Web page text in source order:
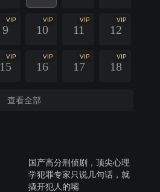
VIP
9
VIP
10
VIP
11
VIP
12
VIP
15
VIP
16
VIP
17
VIP
18
查看全部
国产高分刑侦剧，顶尖心理
学犯罪专家只说几句话，就
撬开犯人的嘴